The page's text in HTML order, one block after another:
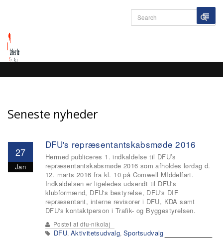
er også
1. klasse ...
-------------------------------
Seneste nyheder
27
Jan
DFU's repræsentantskabsmøde 2016
Hermed publiceres 1. indkaldelse til DFU’s
repræsentantskabsmøde 2016 som afholdes lørdag d.
12. marts 2016 fra kl. 10 på Comwell MIddelfart.
Indkaldelsen er ligeledes udsendt til DFU's
klubformænd, DFU's bestyrelse, DFU's DIF
repræsentant, interne revisorer i DFU, KDA samt
DFU's kontaktperson i Trafik- og Byggestyrelsen.
Postet af dfu-nikolaj
DFU, Aktivitetsudvalg,Sportsudvalg